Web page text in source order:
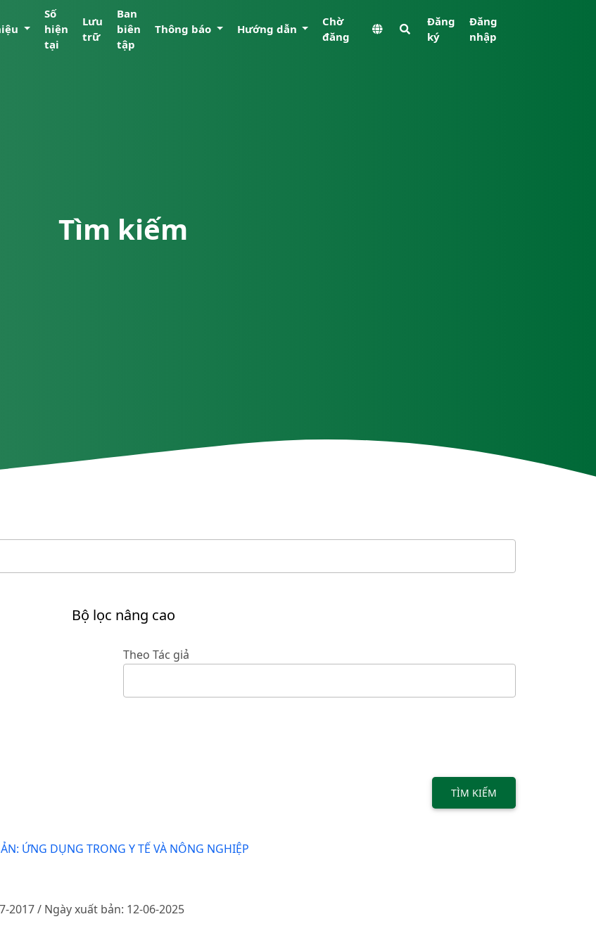
Số
hiện
tại
Lưu
trữ
Ban
biên
tập
Thông báo Hướng dẫn
Chờ
đăng
Đăng
ký
Đăng
nhập
Tìm kiếm
Bộ lọc nâng cao
Theo Tác giả
TÌM KIẾM
ỨNG DỤNG TRONG Y TẾ VÀ NÔNG NGHIỆP
2017 / Ngày xuất bản: 12-06-2025